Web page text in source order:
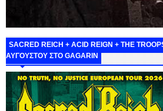
SACRED REICH + ACID REIGN + THE
ΑΥΓΟΥΣΤΟΥ ΣΤΟ GAGARIN